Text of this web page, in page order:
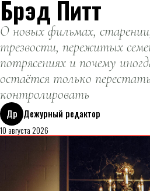
Брэд Питт
О новых фильмах,
трезвости, пережитых
потрясениях и почему
остаётся только
контролировать
Др Дежурный редактор
10 августа 2026